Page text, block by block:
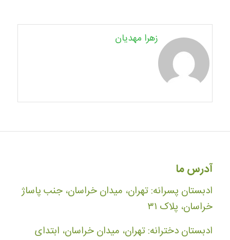
زهرا مهدیان
آدرس ما
ادبستان پسرانه: تهران، میدان خراسان، جنب پاساژ
خراسان، پلاک ۳۱
ادبستان دخترانه: تهران، میدان خراسان، ابتدای